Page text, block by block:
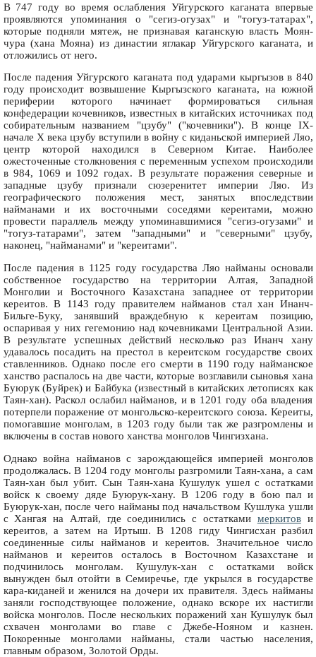
В 747 году во время ослабления Уйгурского каганата впервые
проявляются упоминания о "сегиз-огузах" и "тогуз-татарах",
которые подняли мятеж, не признавая каганскую власть Моян-
чура (хана Мояна) из династии яглакар Уйгурского каганата, и
отложились от него.
После падения Уйгурского каганата под ударами кыргызов в 840
году происходит возвышение Кыргызского каганата, на южной
периферии которого начинает формироваться сильная
конфедерации кочевников, известных в китайских источниках под
собирательным названием "цзубу" ("кочевники"). В конце IX-
начале Х века цзубу вступили в войну с киданьской империей Ляо,
центр которой находился в Северном Китае. Наиболее
ожесточенные столкновения с переменным успехом происходили
в 984, 1069 и 1092 годах. В результате поражения северные и
западные цзубу признали сюзеренитет империи Ляо. Из
географического положения мест, занятых впоследствии
найманами и их восточными соседями кереитами, можно
провести параллель между упоминавшимися "сегиз-огузами" и
"тогуз-татарами", затем "западными" и "северными" цзубу,
наконец, "найманами" и "кереитами".
После падения в 1125 году государства Ляо найманы основали
собственное государство на территории Алтая, Западной
Монголии и Восточного Казахстана западнее от территории
кереитов. В 1143 году правителем найманов стал хан Инанч-
Бильге-Буку, занявший враждебную к кереитам позицию,
оспаривая у них гегемонию над кочевниками Центральной Азии.
В результате успешных действий несколько раз Инанч хану
удавалось посадить на престол в кереитском государстве своих
ставленников. Однако после его смерти в 1190 году найманское
ханство распалось на две части, которые возглавили сыновья хана
Буюрук (Буйрек) и Байбука (известный в китайских летописях как
Таян-хан). Раскол ослабил найманов, и в 1201 году оба владения
потерпели поражение от монгольско-кереитского союза. Кереиты,
помогавшие монголам, в 1203 году были так же разгромлены и
включены в состав нового ханства монголов Чингизхана.
Однако война найманов с зарождающейся империей монголов
продолжалась. В 1204 году монголы разгромили Таян-хана, а сам
Таян-хан был убит. Сын Таян-хана Кушулук ушел с остатками
войск к своему дяде Буюрук-хану. В 1206 году в бою пал и
Буюрук-хан, после чего найманы под начальством Кушлука ушли
с Хангая на Алтай, где соединились с остатками меркитови
кереитов, а затем на Иртыш. В 1208 гиду Чингисхан разбил
соединенные силы найманов и кереитов. Значительное число
найманов и кереитов осталось в Восточном Казахстане и
подчинилось монголам. Кушулук-хан с остатками войск
вынужден был отойти в Семиречье, где укрылся в государстве
кара-киданей и женился на дочери их правителя. Здесь найманы
заняли господствующее положение, однако вскоре их настигли
войска монголов. После нескольких поражений хан Кушулук был
схвачен монголами во главе с Джебе-Нояном и казнен.
Покоренные монголами найманы, стали частью населения,
главным образом, Золотой Орды.